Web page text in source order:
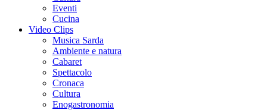
Eventi
Cucina
Video Clips
Musica Sarda
Ambiente e natura
Cabaret
Spettacolo
Cronaca
Cultura
Enogastronomia